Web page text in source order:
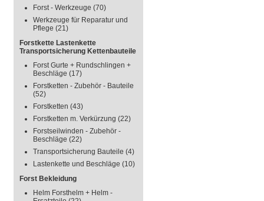
Forst - Werkzeuge (70)
Werkzeuge für Reparatur und
Pflege (21)
Forstkette Lastenkette
Transportsicherung Kettenbauteile
Forst Gurte + Rundschlingen +
Beschläge (17)
Forstketten - Zubehör - Bauteile
(52)
Forstketten (43)
Forstketten m. Verkürzung (22)
Forstseilwinden - Zubehör -
Beschläge (22)
Transportsicherung Bauteile (4)
Lastenkette und Beschläge (10)
Forst Bekleidung
Helm Forsthelm + Helm -